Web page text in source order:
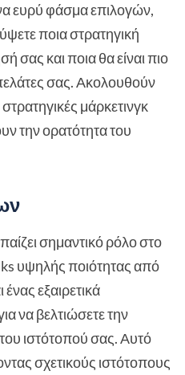
ευρύ φάσμα επιλογών,
ποια στρατηγική
σας και ποια θα είναι πιο
σας. Ακολουθούν
μάρκετινγκ
την ορατότητα του
σημαντικό ρόλο στο
υψηλής ποιότητας από
εξαιρετικά
να βελτιώσετε την
ιστότοπού σας. Αυτό
σχετικούς ιστότοπους